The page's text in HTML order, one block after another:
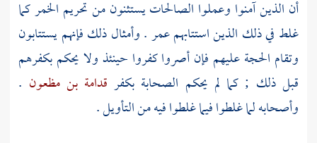
أن الذين آمنوا وعملوا الصالحات يستثنون من تحريم الخمر كما
غلط في ذلك الذين استتابهمعمر. وأمثال ذلك فإنهم يستتابون
وتقام الحجة عليهم فإن أصروا كفروا حينئذ ولا يحكم بكفرهم
قبل ذلك ; كما لم يحكم الصحابة بكفر قدامة بن مظعون .
وأصحابه لما غلطوا فيما غلطوا فيه من التأويل .